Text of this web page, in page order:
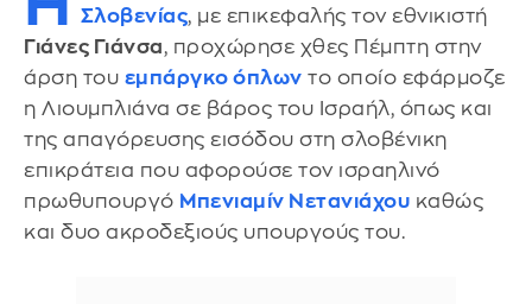
Σλοβενίας, με επικεφαλής τον εθνικιστή
Γιάνες Γιάνσα, προχώρησε χθες Πέμπτη στην
άρση του εμπάργκο όπλων το οποίο εφάρμοζε
η Λιουμπλιάνα σε βάρος του Ισραήλ, όπως και
της απαγόρευσης εισόδου στη σλοβένικη
επικράτεια που αφορούσε τον ισραηλινό
πρωθυπουργό Μπενιαμίν Νετανιάχου καθώς
και δυο ακροδεξιούς υπουργούς του.